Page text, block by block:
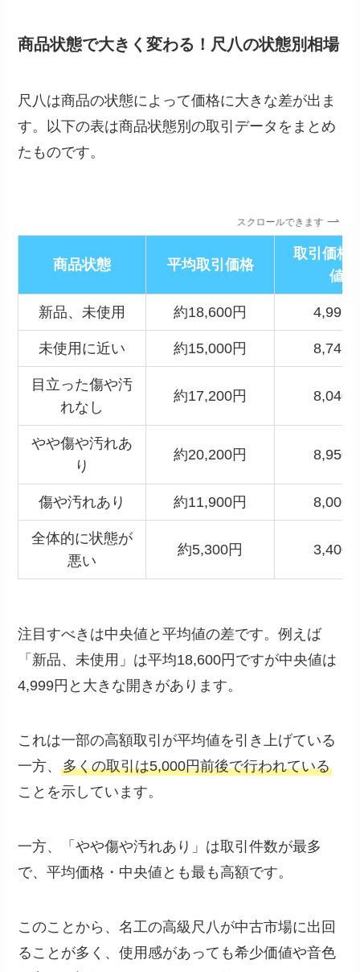
商品状態で大きく変わる！尺八の状態別相場
尺八は商品の状態によって価格に大きな差が出ま
す。以下の表は商品状態別の取引データをまとめ
たものです。
スクロールできます
商品状態 平均取引価格
取引価格(
値)
新品、未使用 約18,600円 4,999
未使用に近い 約15,000円 8,749
目立った傷や汚
れなし
約17,200円 8,040
やや傷や汚れあ
り
約20,200円 8,950
傷や汚れあり 約11,900円 8,000
全体的に状態が
悪い
約5,300円 3,400
注目すべきは中央値と平均値の差です。例えば
「新品、未使用」は平均18,600円ですが中央値は
4,999円と大きな開きがあります。
これは一部の高額取引が平均値を引き上げている
一方、多くの取引は5,000円前後で行われている
ことを示しています。
一方、「やや傷や汚れあり」は取引件数が最多
で、平均価格・中央値とも最も高額です。
このことから、名工の高級尺八が中古市場に出回
ることが多く、使用感があっても希少価値や音色